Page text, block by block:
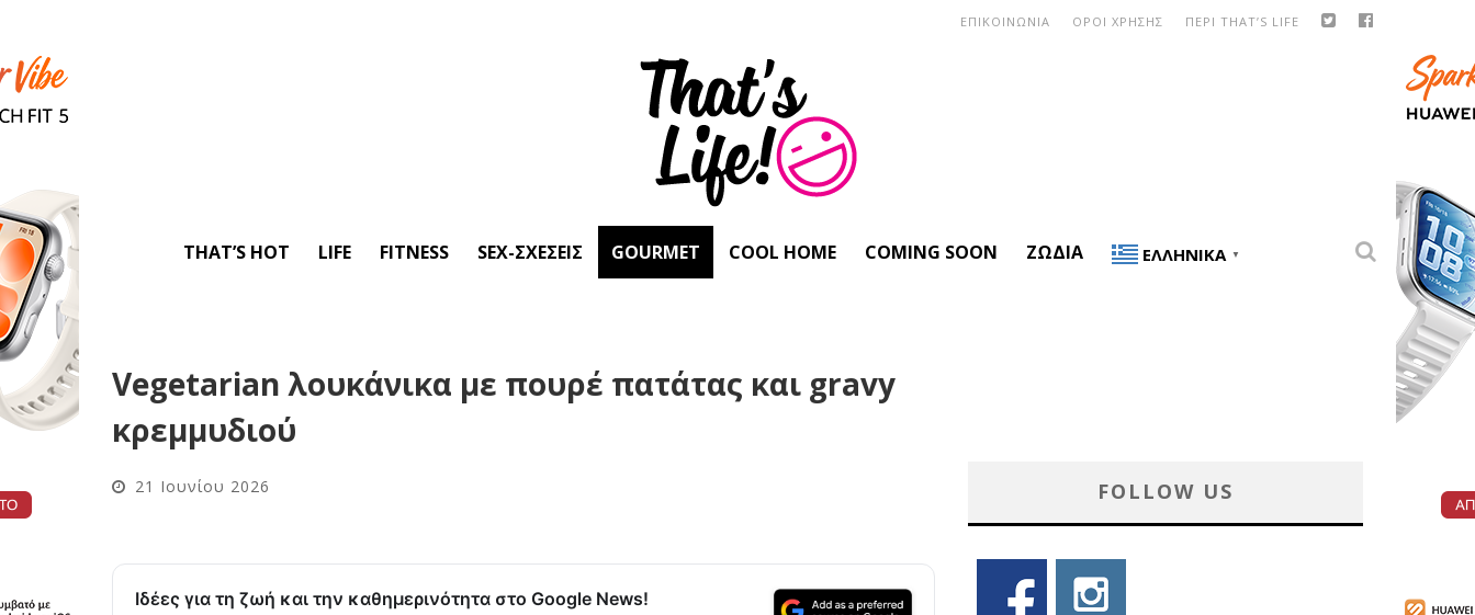
ΠΕΡΙ THAT’S LIFE
ΟΡΟΙ ΧΡΗΣΗΣ
ΕΠΙΚΟΙΝΩΝΙΑ
THAT’S HOT LIFE FITNESS SEX-ΣΧΈΣΕΙΣ GOURMET COOL HOME COMING SOON ΖΏΔΙΑ ΕΛΛΗΝΙΚΆ ▼
Vegetarian λουκάνικα με πουρέ πατάτας και gravy
κρεμμυδιού
21 Ιουνίου 2026
Ιδέες για τη ζωή και την καθημερινότητα στο Google News!
FOLLOW US